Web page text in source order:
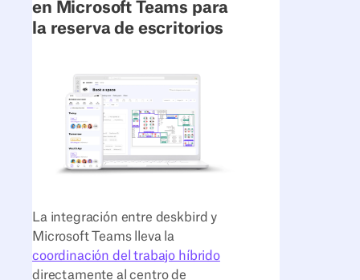
en Microsoft Teams para
la reserva de escritorios
La integración entre deskbird y
Microsoft Teams lleva la
coordinación del trabajo híbrido
directamente al centro de